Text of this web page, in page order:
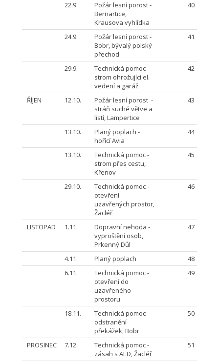
22.9.
Požár lesní porost -
Bernartice,
Krausova vyhlídka
40
24.9.
Požár lesní porost -
Bobr, bývalý polský
přechod
41
29.9.
Technická pomoc -
strom ohrožující el.
vedení a garáž
42
ŘÍJEN 12.10.
Požár lesní porost -
stráň suché větve a
listí, Lampertice
43
13.10.
Planý poplach -
hořící Avia
44
13.10.
Technická pomoc -
strom přes cestu,
Křenov
45
29.10.
Technická pomoc -
otevření
uzavřených prostor,
Žacléř
46
LISTOPAD 1.11.
Dopravní nehoda -
vyproštění osob,
Prkenný Důl
47
4.11. Planý poplach
48
6.11.
Technická pomoc -
otevření do
uzavřeného
prostoru
49
18.11.
Technická pomoc -
odstranění
překážek, Bobr
50
PROSINEC 7.12.
Technická pomoc -
zásah s AED, Žacléř
51